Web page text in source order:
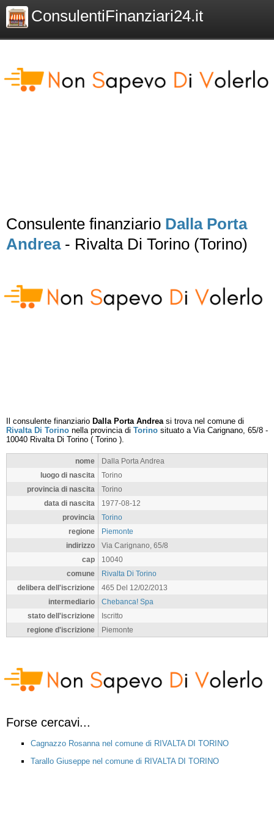
ConsulentiFinanziari24.it
Consulente finanziario Dalla Porta
Andrea- Rivalta Di Torino (Torino)
Il consulente finanziario Dalla Porta Andreasi trova nel comune di
Rivalta Di Torino nella provincia di Torino situato a Via Carignano, 65/8 -
10040 Rivalta Di Torino ( Torino ).
nome
Dalla Porta Andrea
luogo di nascita
Torino
provincia di nascita
Torino
data di nascita
1977-08-12
provincia
Torino
regione
Piemonte
indirizzo
Via Carignano, 65/8
cap
10040
comune
Rivalta Di Torino
delibera dell'iscrizione
465 Del 12/02/2013
intermediario
Chebanca! Spa
stato dell'iscrizione
Iscritto
regione d'iscrizione
Piemonte
Forse cercavi...
Cagnazzo Rosanna nel comune di RIVALTA DI TORINO
Tarallo Giuseppe nel comune di RIVALTA DI TORINO